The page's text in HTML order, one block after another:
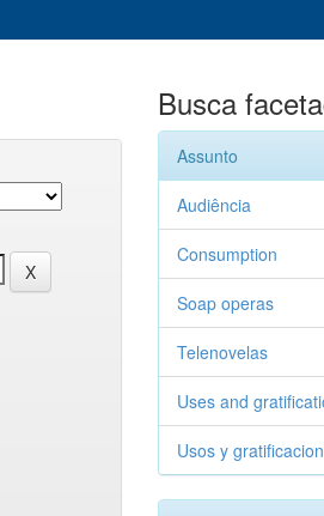
Busca
Assunto
Audiência
Consumption
Soap operas
Telenovelas
Uses and
Usos y